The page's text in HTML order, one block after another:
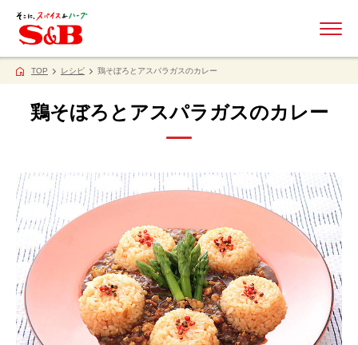
TOP レシピ 鶏そぼろとアスパラガスのカレー
鶏そぼろとアスパラガスのカレー